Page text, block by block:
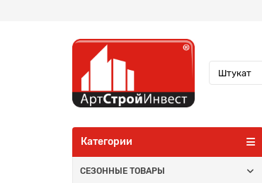
Категории
СЕЗОННЫЕ ТОВАРЫ
КРОВЕЛЬНЫЕ МАТЕРИАЛЫ